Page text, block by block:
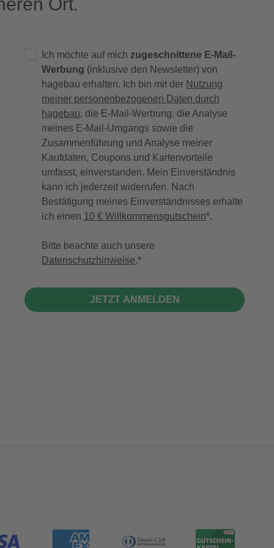
Ort.
Ich möchte auf mich zugeschnittene E-Mail-
Werbung (inklusive den Newsletter) von
hagebau erhalten. Ich bin mit der Nutzung
meiner personenbezogenen Daten durch
hagebau, die E-Mail-Werbung, die Analyse
meines E-Mail-Umgangs sowie die
Zusammenführung und Analyse meiner
Kaufdaten, Coupons und Kartenvorteile
umfasst, einverstanden. Mein Einverständnis
kann ich jederzeit widerrufen. Nach
Bestätigung meines Einverständnisses erhalte
ich einen 10 € Willkommensgutschein*.
Bitte beachte auch unsere
Datenschutzhinweise.
JETZT ANMELDEN